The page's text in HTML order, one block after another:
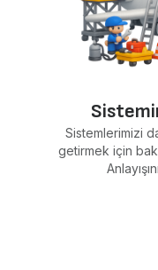
Sistemlerimizi
getirmek için